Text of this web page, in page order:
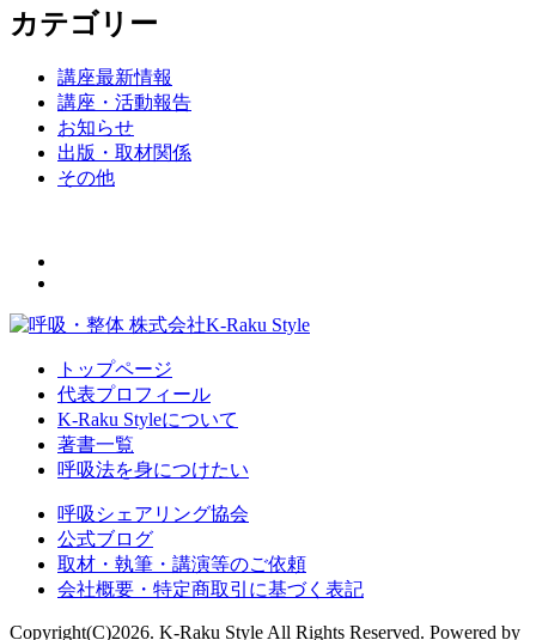
カテゴリー
講座最新情報
講座・活動報告
お知らせ
出版・取材関係
その他
トップページ
代表プロフィール
K-Raku Styleについて
著書一覧
呼吸法を身につけたい
呼吸シェアリング協会
公式ブログ
取材・執筆・講演等のご依頼
会社概要・特定商取引に基づく表記
Copyright(C)2026. K-Raku Style All Rights Reserved. Powered by